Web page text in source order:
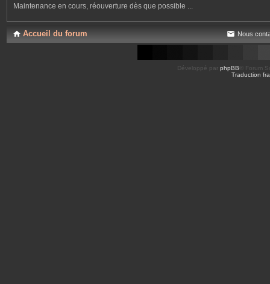
Maintenance en cours, réouverture dès que possible ...
Accueil du forum Nous
Développé par phpBB ® Forum
Traduction